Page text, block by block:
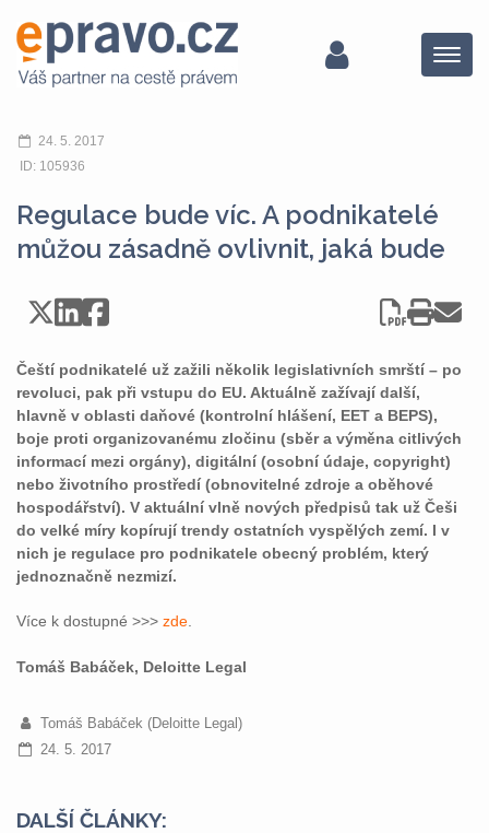
Menu
24. 5. 2017
ID: 105936
Regulace bude víc. A podnikatelé
můžou zásadně ovlivnit, jaká bude
Čeští podnikatelé už zažili několik legislativních smrští – po
revoluci, pak při vstupu do EU. Aktuálně zažívají další,
hlavně v oblasti daňové (kontrolní hlášení, EET a BEPS),
boje proti organizovanému zločinu (sběr a výměna citlivých
informací mezi orgány), digitální (osobní údaje, copyright)
nebo životního prostředí (obnovitelné zdroje a oběhové
hospodářství). V aktuální vlně nových předpisů tak už Češi
do velké míry kopírují trendy ostatních vyspělých zemí. I v
nich je regulace pro podnikatele obecný problém, který
jednoznačně nezmizí.
Více k dostupné >>> zde
Tomáš Babáček, Deloitte Legal
Tomáš Babáček (Deloitte Legal)
24. 5. 2017
DALŠÍ ČLÁNKY: